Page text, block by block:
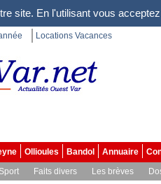
site. En l'utilisant vous
Locations Vacances
Ollioules Bandol Annuaire
Sport Faits divers Les brèves